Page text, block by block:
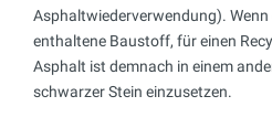
Asphaltwiederverwendung).
enthaltene Baustoff, für einen
Asphalt ist demnach in einem
schwarzer Stein einzusetzen.